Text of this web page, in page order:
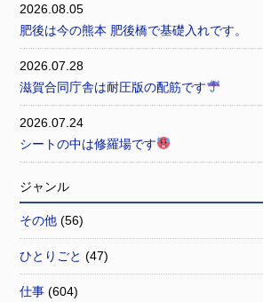
2026.08.05
肥後は今の熊本 肥後橋で基礎入れです。
2026.07.28
滋賀合同庁舎は耐圧版の配筋です
2026.07.24
シートの中は修羅場です
ジャンル
その他 (56)
ひとりごと (47)
仕事 (604)